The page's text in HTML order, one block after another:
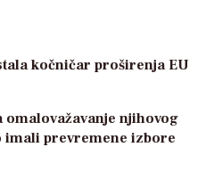
kočničar proširenja EU
omalovažavanje njihovog
imali prevremene izbore